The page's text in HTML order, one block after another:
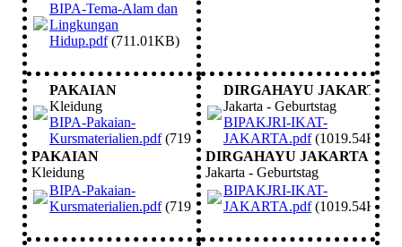
BIPA-Tema-Alam dan
Lingkungan
Hidup.pdf(711.01KB)
PAKAIAN
Kleidung
BIPA-Pakaian-
Kursmaterialien.pdf(719.5KB)
PAKAIAN
Kleidung
BIPA-Pakaian-
Kursmaterialien.pdf(719.5KB)
DIRGAHAYU JAKARTA
Jakarta - Geburtstag
BIPAKJRI-IKAT-
JAKARTA.pdf(1019.54KB)
DIRGAHAYU JAKARTA
Jakarta - Geburtstag
BIPAKJRI-IKAT-
JAKARTA.pdf(1019.54KB)